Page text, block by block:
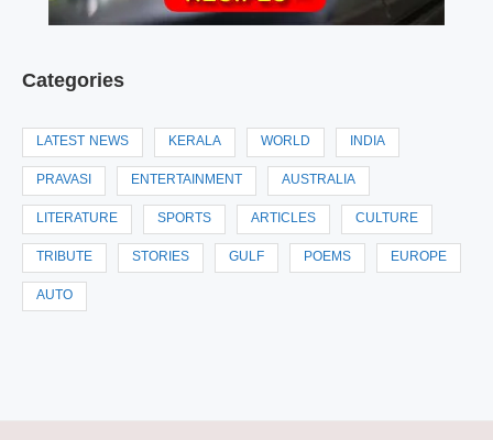
Categories
LATEST NEWS KERALA WORLD INDIA
PRAVASI ENTERTAINMENT AUSTRALIA
LITERATURE SPORTS ARTICLES CULTURE
TRIBUTE STORIES GULF POEMS EUROPE
AUTO